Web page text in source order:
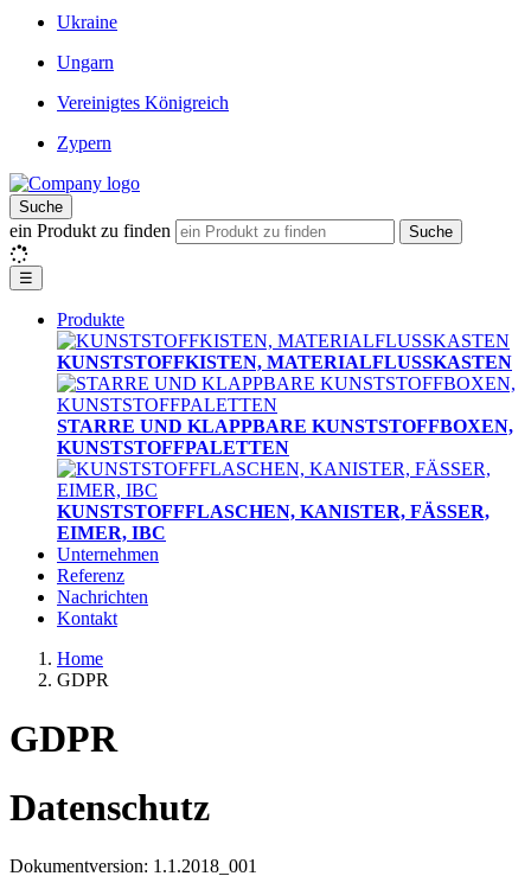
Ukraine
Ungarn
Vereinigtes Königreich
Zypern
Suche
ein Produkt zu finden Suche
☰
Produkte
KUNSTSTOFFKISTEN, MATERIALFLUSSKASTEN
STARRE UND KLAPPBARE KUNSTSTOFFBOXEN,
KUNSTSTOFFPALETTEN
KUNSTSTOFFFLASCHEN, KANISTER, FÄSSER,
EIMER, IBC
Unternehmen
Referenz
Nachrichten
Kontakt
Home
GDPR
GDPR
Datenschutz
Dokumentversion: 1.1.2018_001